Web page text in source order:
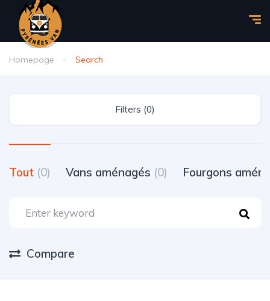
Homepage Search
Filters (0)
Tout (0) Vans aménagés (0) Fourgons
Compare